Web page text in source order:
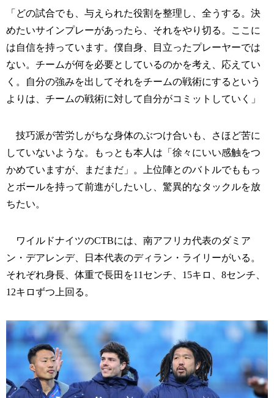
「どの試合でも、与えられた役割を整理し、全うする。決
めたいサインプレーがあったら、それをやり切る。ここに
は自信を持っています。僕自身、目立ったプレーヤーでは
ない。チームが何を必要としているのかを考え、応えてい
く。自分の強みを出してそれをチームの戦術にするという
よりは、チームの戦術に対して自分がコミットしていく」
技巧派が苦労しがちな身体のぶつけ合いも、さほど苦に
していないような。もっとも本人は「徐々にいい感触をつ
かめていますが、まだまだ」。上位陣とのバトルでももっ
とボールを持って前進がしたいし、驚異的なタックルを放
ちたい。
ワイルドナイツのCTBには、南アフリカ代表のダミア
ン・デアレンデ、日本代表のディラン・ライリーがいる。
それぞれ身長、体重で長田を11センチ、15キロ、8センチ、
12キロずつ上回る。